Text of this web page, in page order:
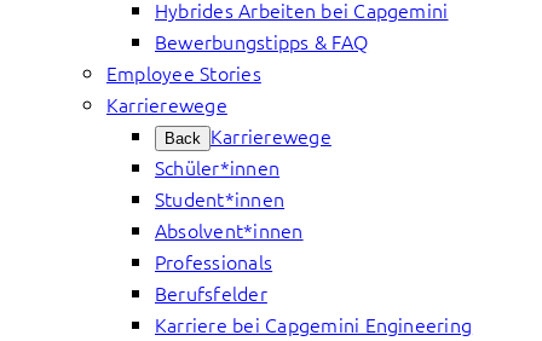
Hybrides Arbeiten bei Capgemini
Bewerbungstipps & FAQ
Employee Stories
Karrierewege
Back Karrierewege
Schüler*innen
Student*innen
Absolvent*innen
Professionals
Berufsfelder
Karriere bei Capgemini Engineering